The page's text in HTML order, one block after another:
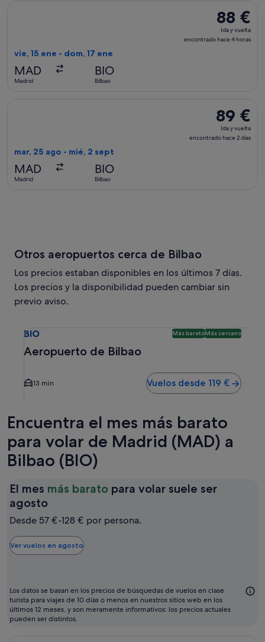
88 €
Ida
y
88 €
Ida y vuelta
encontrado hace 4 horas
vie, 15 ene - dom, 17 ene
MAD
Madrid
BIO
Bilbao
89 €
Ida
y
89 €
Ida y vuelta
encontrado hace 2 días
mar, 25 ago - mié, 2 sept
MAD
Madrid
BIO
Bilbao
Otros aeropuertos cerca de Bilbao
Los precios estaban disponibles en los últimos 7 días.
Los precios y la disponibilidad pueden cambiar sin
previo aviso.
BIO Más baratoMás cercano
Aeropuerto de Bilbao
13 min Vuelos desde 119 €
Encuentra el mes más barato
para volar de Madrid (MAD) a
Bilbao (BIO)
El mes más barato para volar suele ser
agostoEl
mes
barato
para
suele
ser
agosto
Desde 57 €-128 € por persona.
Ver vuelos en agosto
Los datos se basan en los precios de búsquedas de vuelos en clase
turista para viajes de 10 días o menos en nuestros sitios web en los
últimos 12 meses, y son meramente informativos: los precios actuales
pueden ser distintos.